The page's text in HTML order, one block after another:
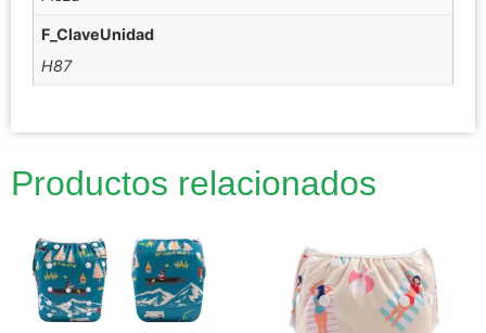
F_ClaveUnidad
H87
Productos relacionados